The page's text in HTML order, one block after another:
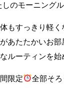
しのモーニング
もすっきり軽く
あたたかいお部
ルーティンを始
限定
全部そ